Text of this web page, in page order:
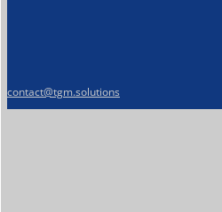
contact@tgm.solutions